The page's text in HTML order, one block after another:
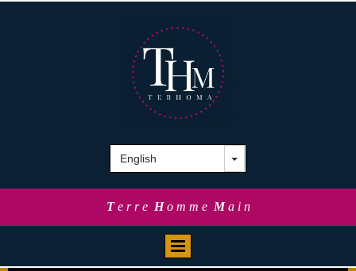
Te r r e Ho m m e Ma i n